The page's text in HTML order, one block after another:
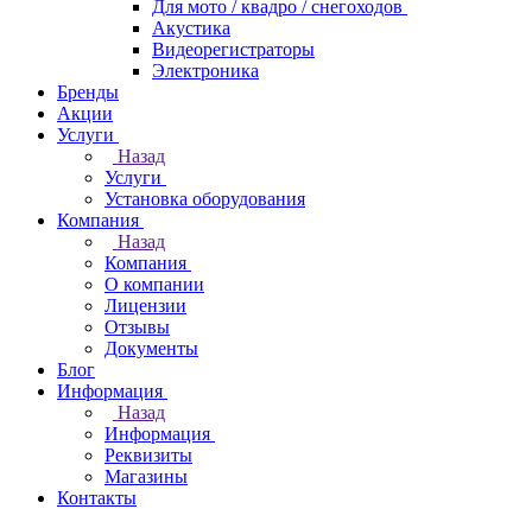
Для мото / квадро / снегоходов
Акустика
Видеорегистраторы
Электроника
Бренды
Акции
Услуги
Назад
Услуги
Установка оборудования
Компания
Назад
Компания
О компании
Лицензии
Отзывы
Документы
Блог
Информация
Назад
Информация
Реквизиты
Магазины
Контакты